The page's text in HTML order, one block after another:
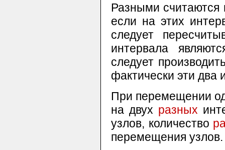
Разными
если на этих
следует
интервала
следует
фактически эти два
При перемещении
на двух разных
узлов, количество
перемещения узлов.